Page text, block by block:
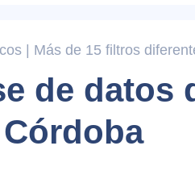
| Más de 15 filtros
de datos